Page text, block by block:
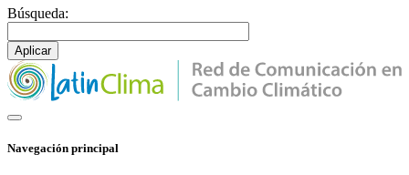
Búsqueda:
Navegación principal